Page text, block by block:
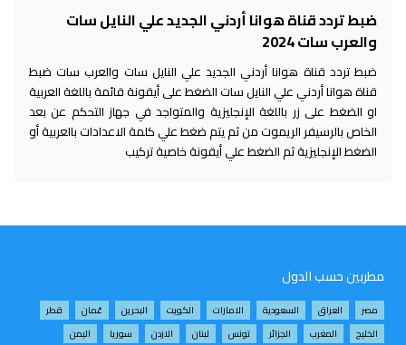
ضبط تردد قناة هوانا أردني الجديد علي النايل سات
والعرب سات 2024
ضبط تردد قناة هوانا أردني الجديد علي النايل سات والعرب سات ضبط
قناة هوانا أردني علي النايل سات الضغط على أيقونة قائمة باللغة العربية
او الضغط على زر باللغة الإنجليزية والمتواجد في جهاز التحكم عن بعد
الخاص بالرسيفر الريموت من ثم يتم ضغط علي كلمة الاعدادات بالعربية أو
الضغط الإنجليزية ثم الضغط علي أيقونة خاصية تركيب
مطربين حسب الدول
مصر العراق السعودية الامارات الكويت البحرين عُمان
قطر
الخليج
المغرب الجزائر تونس لبنان الاردن سوريا اليمن